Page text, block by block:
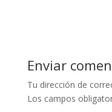
Enviar
Tu dirección de
Los campos